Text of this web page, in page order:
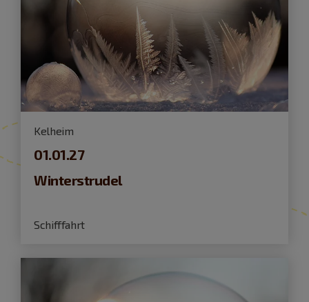
Kelheim
01.01.27
Winterstrudel
Schifffahrt